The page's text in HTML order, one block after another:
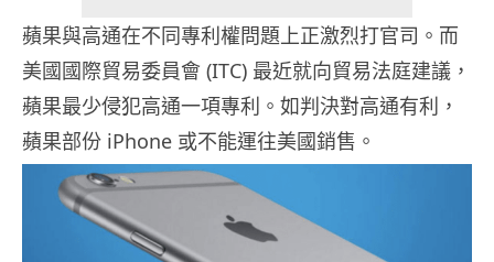
蘋果與高通在不同專利權問題上正激烈打官司。而
美國國際貿易委員會 (ITC) 最近就向貿易法庭建議，
蘋果最少侵犯高通一項專利。如判決對高通有利，
蘋果部份 iPhone 或不能運往美國銷售。